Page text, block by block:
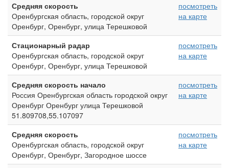
Средняя скорость
Оренбургская область, городской округ
Оренбург, Оренбург, улица Терешковой
посмотреть
на карте
Стационарный радар
Оренбургская область, городской округ
Оренбург, Оренбург, улица Терешковой
посмотреть
на карте
Средняя скорость начало
Россия Оренбургская область городской округ
Оренбург Оренбург улица Терешковой
51.809708,55.107097
посмотреть
на карте
Средняя скорость
Оренбургская область, городской округ
Оренбург, Оренбург, Загородное шоссе
посмотреть
на карте